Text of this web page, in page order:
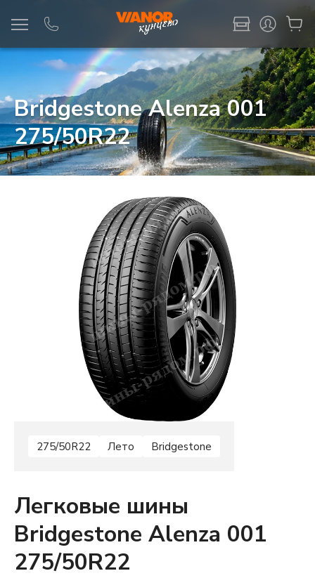
Bridgestone Alenza 001
275/50R22
275/50R22 Лето Bridgestone
Легковые шины
Bridgestone Alenza 001
275/50R22
Информация Фото товара